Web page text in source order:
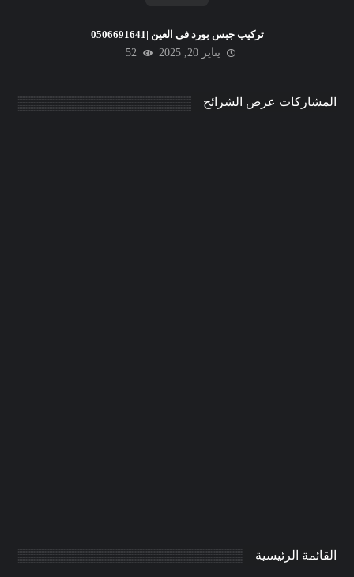
تركيب جبس بورد فى العين |0506691641
يناير 20, 2025
52
المشاركات عرض الشرائح
القائمة الرئيسية